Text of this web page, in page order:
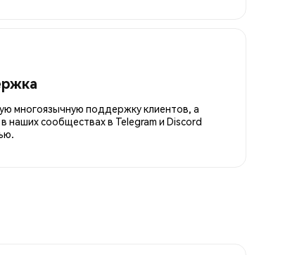
многоязычную поддержку клиентов, а
наших сообществах в Telegram и Discord